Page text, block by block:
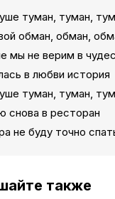
туман, туман,
обман, обман,
мы не верим в
в любви история
туман, туман,
снова в ресторан
не буду точно
также